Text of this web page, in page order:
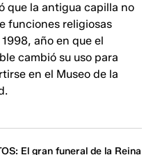
que la antigua capilla no
funciones religiosas
año en que el
cambió su uso para
en el Museo de la
El gran funeral de la Reina